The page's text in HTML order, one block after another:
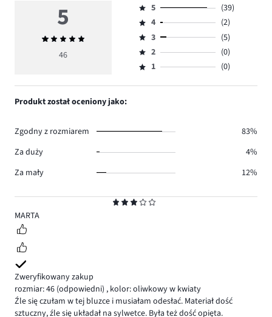
3
MARTA
Zweryfikowany zakup
rozmiar: 46 (odpowiedni) , kolor: oliwkowy w kwiaty
Źle się czułam w tej bluzce i musiałam odesłać. Materiał dość
sztuczny, źle się układał na sylwetce. Była też dość opięta.
5
Średnia
ocena
46
Ocena
5,
ilość
głosów
39.
5
(39)
Ocena
4,
ilość
głosów
4
(2)
Ocena
3,
ilość
3
(5)
Ocena
2,
2
(0)
Ocena
1,
1 (0)
Produkt został oceniony jako:
Zgodny z rozmiarem
83%
Za duży
4%
Za mały
12%